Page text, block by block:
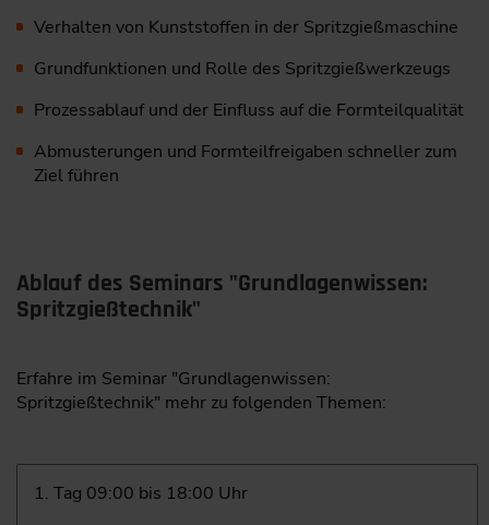
Verhalten von Kunststoffen in der Spritzgießmaschine
Grundfunktionen und Rolle des Spritzgießwerkzeugs
Prozessablauf und der Einfluss auf die Formteilqualität
Abmusterungen und Formteilfreigaben schneller zum
Ziel führen
Ablauf des Seminars "Grundlagenwissen:
Spritzgießtechnik"
Erfahre im Seminar "Grundlagenwissen:
Spritzgießtechnik" mehr zu folgenden Themen:
1. Tag 09:00 bis 18:00 Uhr